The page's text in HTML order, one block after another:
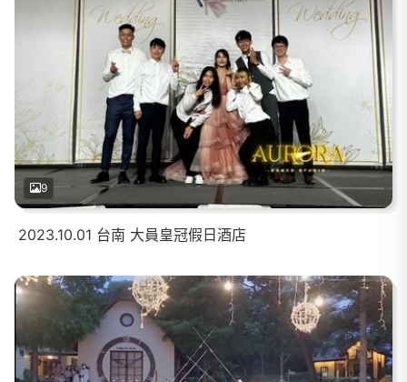
9
2023.10.01 台南 大員皇冠假日酒店